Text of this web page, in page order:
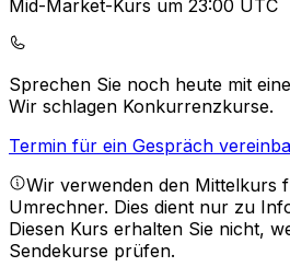
Mid-Market-Kurs um 23:00 UTC
Sprechen Sie noch heute mit
Wir schlagen Konkurrenzkurse.
Termin für ein Gespräch
Wir verwenden den Mittelkurs
Umrechner. Dies dient nur zu
Diesen Kurs erhalten Sie nicht,
Sendekurse prüfen.